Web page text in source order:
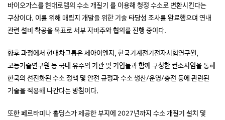
바이오가스를 현대로템의 수소 개질기 를 이용해 청정 수소로 변환시킨다는
구상이다. 이를 위해 매립지 개발을 위한 기술 타당성 조사를 완료했으며 연내
관련 설비 착공을 목표로 서부 자바주와 협의를 진행 중이다.
향후 과정에서 현대차그룹은 제아이엔지, 한국기계전기전자시험연구원,
고등기술연구원 등 국내 유수의 기관 및 기업들과 함께 구성한 컨소시엄을 통해
한국의 선진화된 수소 정책 및 안전 규정과 수소 생산/운영/충전 등에 관련된
기술을 적용해 나간다는 방침이다.
또한 페르타미나 홀딩스가 제공한 부지에 2027년까지 수소 개질기 설치 및